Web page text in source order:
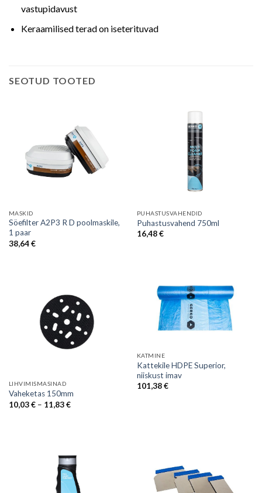
vastupidavust
Keraamilised terad on iseterituvad
SEOTUD TOOTED
MASKID
Söefilter A2P3 R D poolmaskile,
1 paar
38,64€
PUHASTUSVAHENDID
Puhastusvahend 750ml
16,48€
LIHVIMISMASINAD
Vaheketas 150mm
10,03€ – 11,83€Price
KATMINE
Kattekile HDPE Superior,
niiskust imav
101,38€